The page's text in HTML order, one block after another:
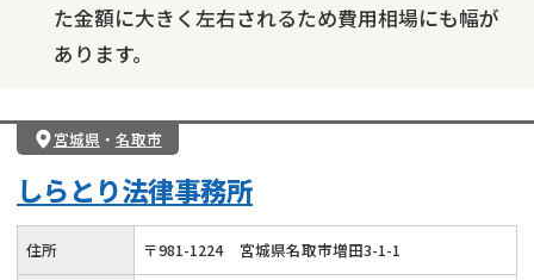
た金額に大きく左右されるため費用相場にも幅が
あります。
宮城県 ・ 名取市
しらとり法律事務所
住所 〒981-1224 宮城県名取市増田3-1-1